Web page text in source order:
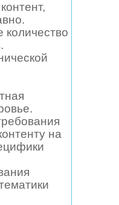
количество
на